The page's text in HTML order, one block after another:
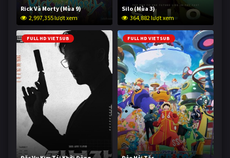
Rick Và Morty (Mùa 9)
2,997,355 lượt xem
Silo (Mùa 3)
364,882 lượt xem
FULL HD VIETSUB FULL HD VIETSUB